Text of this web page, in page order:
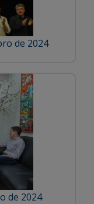
de 2024
de 2024